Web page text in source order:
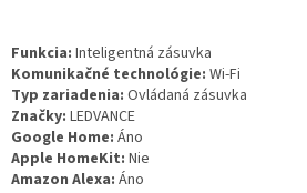
Funkcia: Inteligentná zásuvka
Komunikačné technológie: Wi-Fi
Typ zariadenia: Ovládaná zásuvka
Značky: LEDVANCE
Google Home: Áno
Apple HomeKit: Nie
Amazon Alexa: Áno